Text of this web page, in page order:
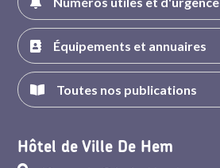
Équipements et annuaires
Toutes nos publications
Hôtel de Ville De Hem